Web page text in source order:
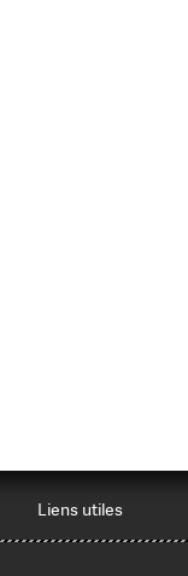
Liens utiles